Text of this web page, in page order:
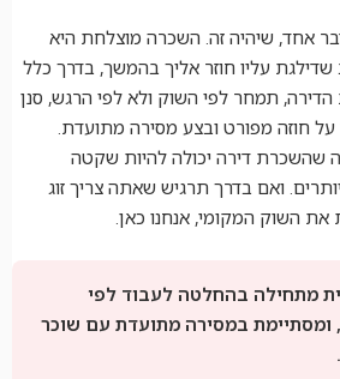
אחד, שיהיה זה. השכרה מוצלחת היא
עליו חוזר אליך בהמשך, בדרך כלל
הדירה, תמחר לפי השוק ולא לפי הרגש, סנן
על חוזה מפורט ובצע מסירה מתועדת.
שהשכרת דירה יכולה להיות שקטה
ואם בדרך תרגיש שאתה צריך זוג
את השוק המקומי, אנחנו כאן.
מתחילה בהחלטה לעבוד לפי
ומסתיימת במסירה מתועדת עם שוכר